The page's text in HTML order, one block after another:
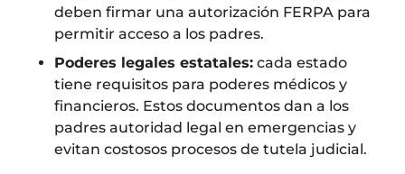
deben firmar una autorización FERPA para
permitir acceso a los padres.
Poderes legales estatales: cada estado
tiene requisitos para poderes médicos y
financieros. Estos documentos dan a los
padres autoridad legal en emergencias y
evitan costosos procesos de tutela judicial.